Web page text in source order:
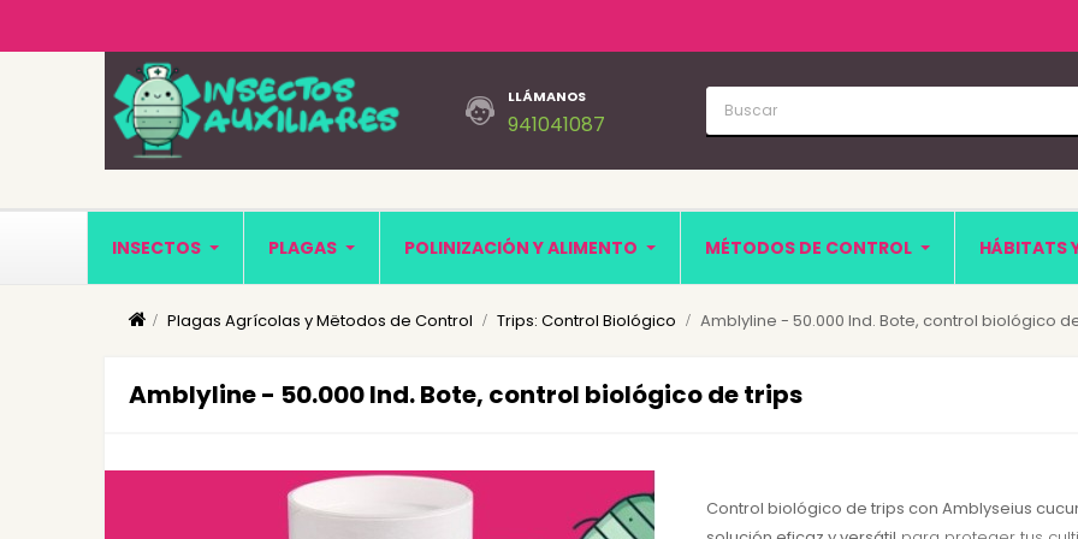
LLÁMANOS
941041087
INSECTOS PLAGAS POLINIZACIÓN Y ALIMENTO MÉTODOS DE CONTROL HÁBITATS
Plagas Agrícolas y Mëtodos de Control Trips: Control Biológico Amblyline - 50.000 Ind. Bote, control biológico
Amblyline - 50.000 Ind. Bote, control biológico de trips
Control biológico de trips con Amblyseius